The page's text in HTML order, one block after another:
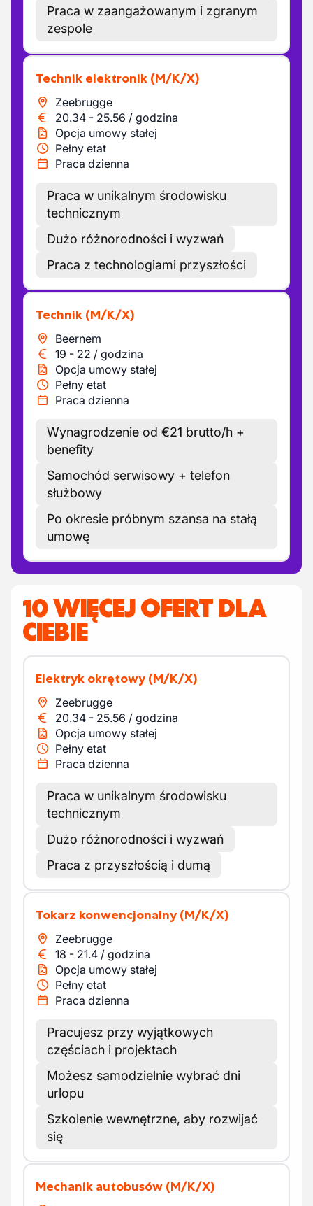
Praca w zaangażowanym i zgranym
zespole
Technik elektronik (M/K/X)
Zeebrugge
20.34 - 25.56 / godzina
Opcja umowy stałej
Pełny etat
Praca dzienna
Praca w unikalnym środowisku
technicznym
Dużo różnorodności i wyzwań
Praca z technologiami przyszłości
Technik (M/K/X)
Beernem
19 - 22 / godzina
Opcja umowy stałej
Pełny etat
Praca dzienna
Wynagrodzenie od €21 brutto/h +
benefity
Samochód serwisowy + telefon
służbowy
Po okresie próbnym szansa na stałą
umowę
10 WIĘCEJ OFERT DLA
CIEBIE
Elektryk okrętowy (M/K/X)
Zeebrugge
20.34 - 25.56 / godzina
Opcja umowy stałej
Pełny etat
Praca dzienna
Praca w unikalnym środowisku
technicznym
Dużo różnorodności i wyzwań
Praca z przyszłością i dumą
Tokarz konwencjonalny (M/K/X)
Zeebrugge
18 - 21.4 / godzina
Opcja umowy stałej
Pełny etat
Praca dzienna
Pracujesz przy wyjątkowych
częściach i projektach
Możesz samodzielnie wybrać dni
urlopu
Szkolenie wewnętrzne, aby rozwijać
się
Mechanik autobusów (M/K/X)